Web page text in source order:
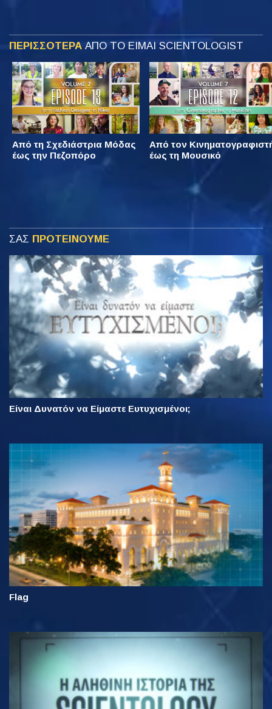
ΠΕΡΙΣΣΟΤΕΡΑ ΑΠΟ ΤΟ ΕΙΜΑΙ SCIENTOLOGIST
Από τη Σχεδιάστρια Μόδας
έως την Πεζοπόρο
Από τον
έως τη Μουσικό
ΣΑΣ ΠΡΟΤΕΙΝΟΥΜΕ
Είναι Δυνατόν να Είμαστε Ευτυχισμένοι;
Flag